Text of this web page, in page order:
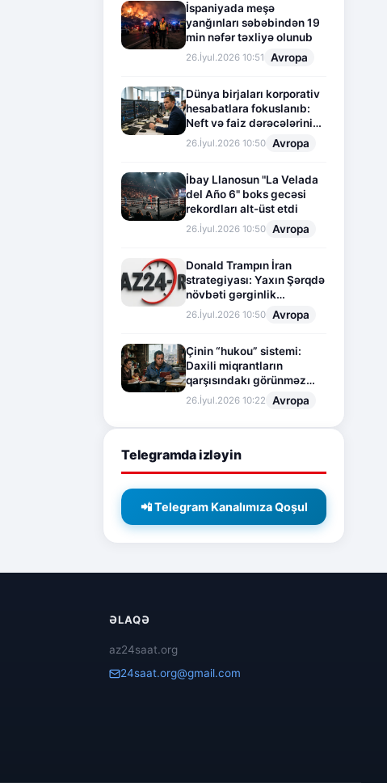
İspaniyada meşə
yanğınları səbəbindən 19
min nəfər təxliyə olunub
26.İyul.2026 10:51 Avropa
Dünya birjaları korporativ
hesabatlara fokuslanıb:
Neft və faiz dərəcələrinin
təsiri altında cari vəziyyət
26.İyul.2026 10:50 Avropa
İbay Llanosun "La Velada
del Año 6" boks gecəsi
rekordları alt-üst etdi
26.İyul.2026 10:50 Avropa
Donald Trampın İran
strategiyası: Yaxın Şərqdə
növbəti gərginlik
mərhələsi
26.İyul.2026 10:50 Avropa
Çinin “hukou” sistemi:
Daxili miqrantların
qarşısındakı görünməz
sədd
26.İyul.2026 10:22 Avropa
Telegramda izləyin
📲 Telegram Kanalımıza Qoşul
ƏLAQƏ
az24saat.org
24saat.org@gmail.com